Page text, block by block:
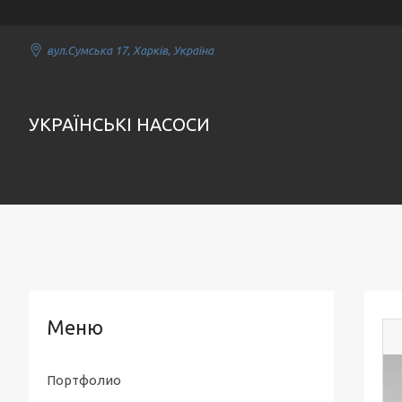
вул.Сумська 17, Харків, Україна
УКРАЇНСЬКІ НАСОСИ
Портфолио